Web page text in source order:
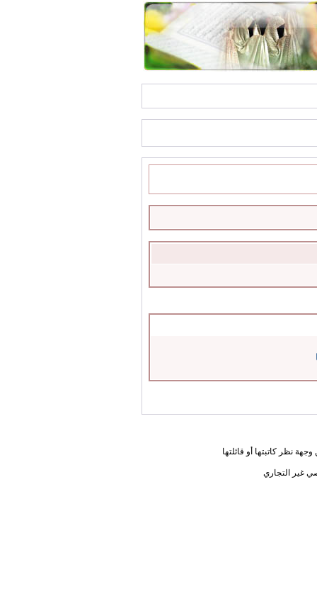
نظر كاتبتها أو قائلتها
غير التجاري